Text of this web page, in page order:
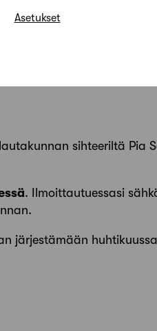
Asetukset
saada korkeintaan 5
tentti on voimassa 5
sihteeriltä Pia
. Ilmoittautuessasi
järjestämään